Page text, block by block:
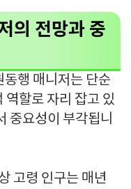
의 전망과 중
행 매니저는 단순
역할로 자리 잡고 있
중요성이 부각됩니
고령 인구는 매년